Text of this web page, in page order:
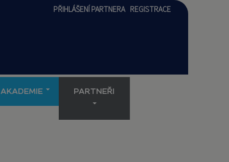
PŘIHLÁŠENÍ PARTNERA REGISTRACE
AKADEMIE PARTNEŘI